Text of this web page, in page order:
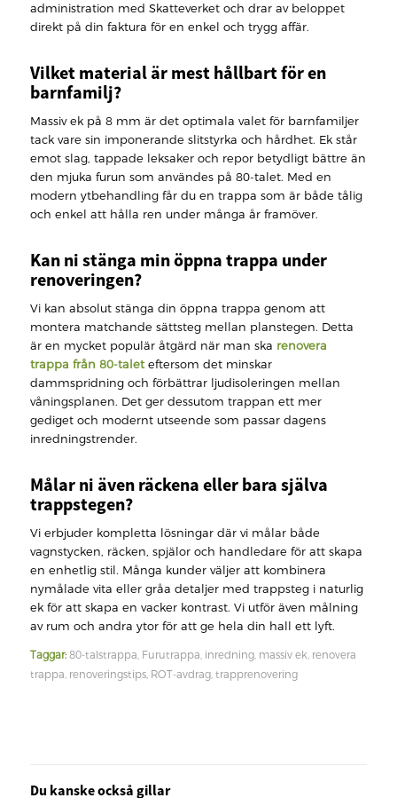
administration med Skatteverket och drar av beloppet
direkt på din faktura för en enkel och trygg affär.
Vilket material är mest hållbart för en
barnfamilj?
Massiv ek på 8 mm är det optimala valet för barnfamiljer
tack vare sin imponerande slitstyrka och hårdhet. Ek står
emot slag, tappade leksaker och repor betydligt bättre än
den mjuka furun som användes på 80-talet. Med en
modern ytbehandling får du en trappa som är både tålig
och enkel att hålla ren under många år framöver.
Kan ni stänga min öppna trappa under
renoveringen?
Vi kan absolut stänga din öppna trappa genom att
montera matchande sättsteg mellan planstegen. Detta
är en mycket populär åtgärd när man ska renovera
trappa från 80-taleteftersom det minskar
dammspridning och förbättrar ljudisoleringen mellan
våningsplanen. Det ger dessutom trappan ett mer
gediget och modernt utseende som passar dagens
inredningstrender.
Målar ni även räckena eller bara själva
trappstegen?
Vi erbjuder kompletta lösningar där vi målar både
vagnstycken, räcken, spjälor och handledare för att skapa
en enhetlig stil. Många kunder väljer att kombinera
nymålade vita eller gråa detaljer med trappsteg i naturlig
ek för att skapa en vacker kontrast. Vi utför även målning
av rum och andra ytor för att ge hela din hall ett lyft.
Taggar: 80-talstrappa, Furutrappa, inredning, massiv ek, renovera
trappa, renoveringstips, ROT-avdrag, trapprenovering
Du kanske också gillar